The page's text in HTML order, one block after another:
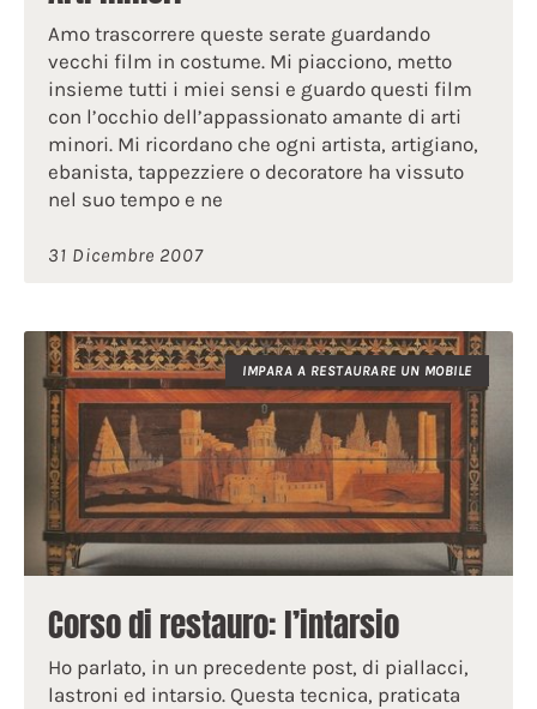
Amo trascorrere queste serate guardando
vecchi film in costume. Mi piacciono, metto
insieme tutti i miei sensi e guardo questi film
con l’occhio dell’appassionato amante di arti
minori. Mi ricordano che ogni artista, artigiano,
ebanista, tappezziere o decoratore ha vissuto
nel suo tempo e ne
31 Dicembre 2007
IMPARA A RESTAURARE UN MOBILE
Corso di restauro: l’intarsio
Ho parlato, in un precedente post, di piallacci,
lastroni ed intarsio. Questa tecnica, praticata